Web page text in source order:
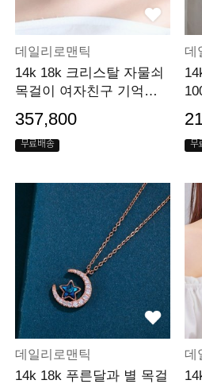
데일리로맨틱
14k 18k 크리스탈 자물쇠
목걸이 여자친구 기억에
357,800
무료배송
데
무
데일리로맨틱
14k 18k 푸른달과 별 목걸
데